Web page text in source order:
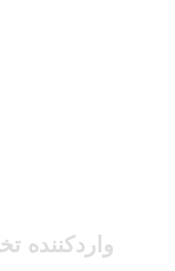
واردکننده